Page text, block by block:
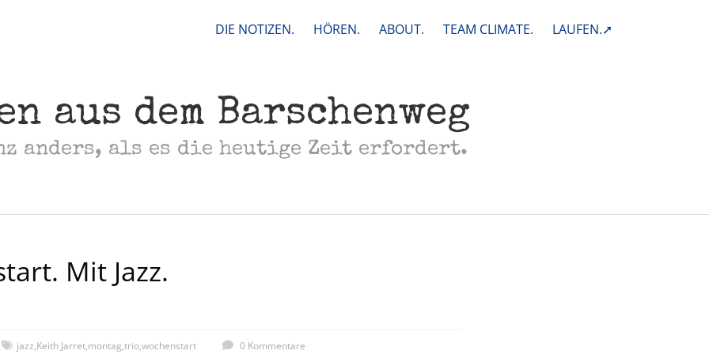
DIE NOTIZEN. HÖREN. ABOUT. TEAM CLIMATE. LAUFEN.➚
aus dem Barschenweg
anders, als es die heutige Zeit erfordert.
Mit Jazz.
jazz,Keith Jarret,montag,trio,wochenstart 0 Kommentare